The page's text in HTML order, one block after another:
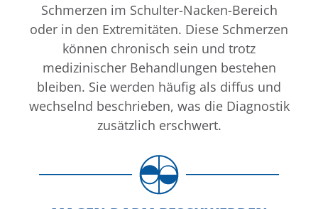
Schmerzen im Schulter-Nacken-Bereich
oder in den Extremitäten. Diese Schmerzen
können chronisch sein und trotz
medizinischer Behandlungen bestehen
bleiben. Sie werden häufig als diffus und
wechselnd beschrieben, was die Diagnostik
zusätzlich erschwert.